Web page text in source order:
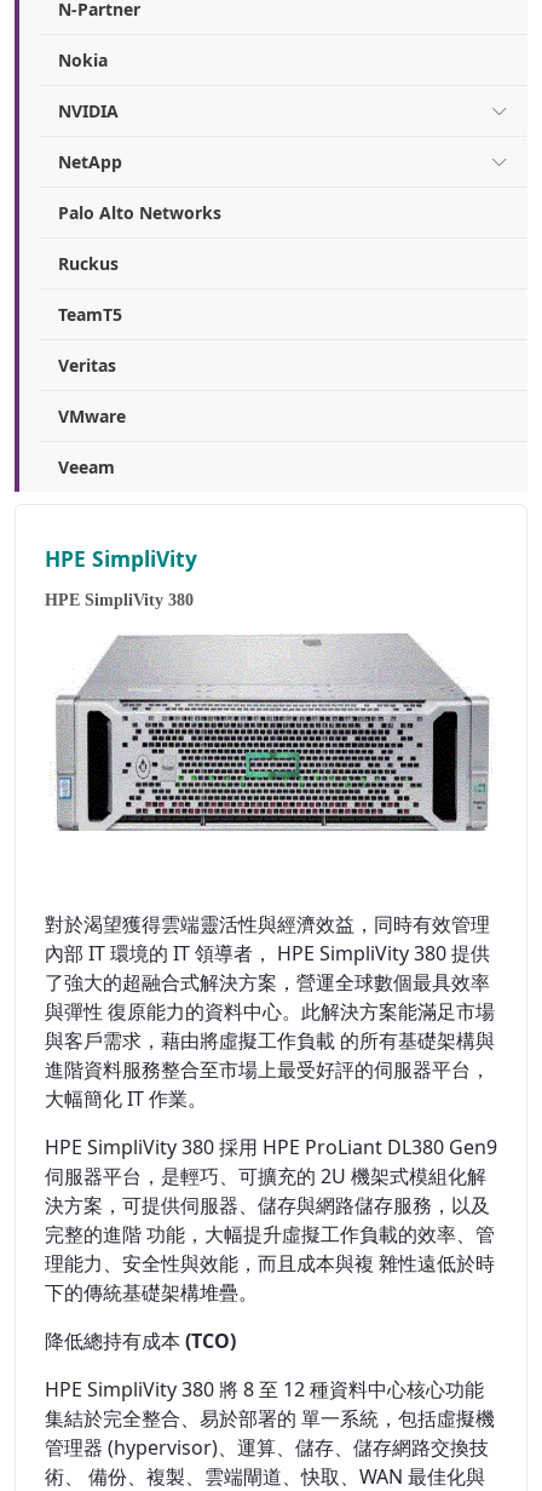
N-Partner
Nokia
NVIDIA
NetApp
Palo Alto Networks
Ruckus
TeamT5
Veritas
VMware
Veeam
HPE SimpliVity
HPE SimpliVity 380
對於渴望獲得雲端靈活性與經濟效益，同時有效管理
內部 IT 環境的 IT 領導者， HPE SimpliVity 380 提供
了強大的超融合式解決方案，營運全球數個最具效率
與彈性 復原能力的資料中心。此解決方案能滿足市場
與客戶需求，藉由將虛擬工作負載 的所有基礎架構與
進階資料服務整合至市場上最受好評的伺服器平台，
大幅簡化 IT 作業。
HPE SimpliVity 380 採用 HPE ProLiant DL380 Gen9
伺服器平台，是輕巧、可擴充的 2U 機架式模組化解
決方案，可提供伺服器、儲存與網路儲存服務，以及
完整的進階 功能，大幅提升虛擬工作負載的效率、管
理能力、安全性與效能，而且成本與複 雜性遠低於時
下的傳統基礎架構堆疊。
降低總持有成本 (TCO)
HPE SimpliVity 380 將 8 至 12 種資料中心核心功能
集結於完全整合、易於部署的 單一系統，包括虛擬機
管理器 (hypervisor)、運算、儲存、儲存網路交換技
術、 備份、複製、雲端閘道、快取、WAN 最佳化與